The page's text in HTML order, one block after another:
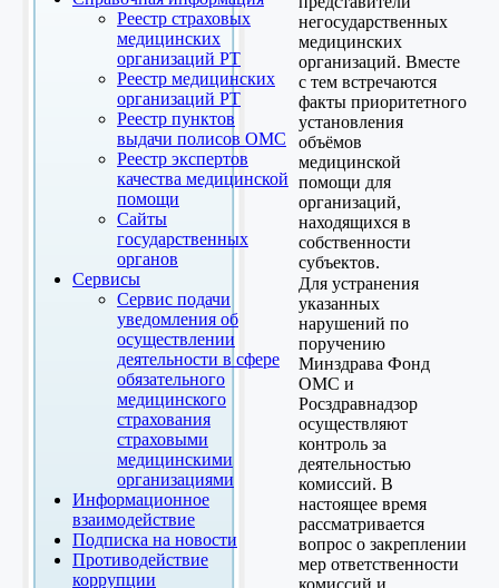
Реестр страховых
медицинских
организаций РТ
Реестр медицинских
организаций РТ
Реестр пунктов
выдачи полисов ОМС
Реестр экспертов
качества медицинской
помощи
Сайты
государственных
органов
Сервисы
Сервис подачи
уведомления об
осуществлении
деятельности в сфере
обязательного
медицинского
страхования
страховыми
медицинскими
организациями
Информационное
взаимодействие
Подписка на новости
Противодействие
коррупции
негосударственных
медицинских
организаций. Вместе
с тем встречаются
факты приоритетного
установления
объёмов
медицинской
помощи для
организаций,
находящихся в
собственности
субъектов.
Для устранения
указанных
нарушений по
поручению
Минздрава Фонд
ОМС и
Росздравнадзор
осуществляют
контроль за
деятельностью
комиссий. В
настоящее время
рассматривается
вопрос о закреплении
мер ответственности